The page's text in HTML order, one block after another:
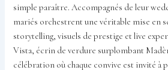
simple paraître. Accompagnés de leur
mariés orchestrent une véritable mise en
storytelling, visuels de prestige et live
Vista, écrin de verdure surplombant
célébration où chaque convive est invité à